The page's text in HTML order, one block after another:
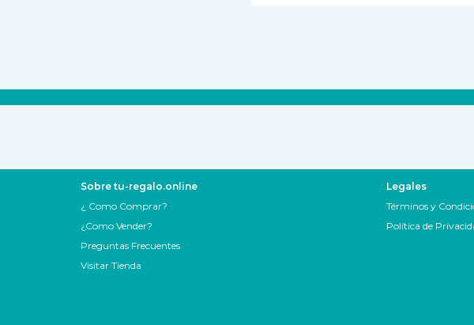
Sobre tu-regalo.online
¿ Como Comprar?
¿Como Vender?
Preguntas Frecuentes
Visitar Tienda
Legales
Términos y
Política de